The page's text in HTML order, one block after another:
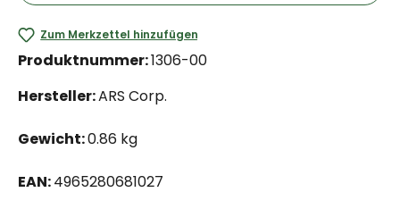
Zum Merkzettel hinzufügen
Produktnummer:1306-00
Hersteller:ARS Corp.
Gewicht:0.86 kg
EAN:4965280681027